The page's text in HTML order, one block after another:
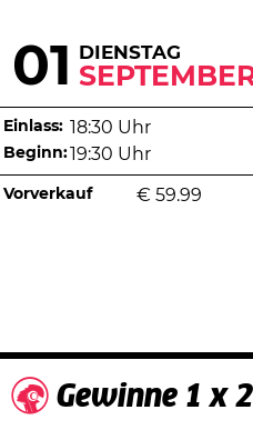
01 DIENSTAG
Einlass: 18:30 Uhr
Beginn: 19:30 Uhr
Vorverkauf € 59.99
Gewinne 1 x